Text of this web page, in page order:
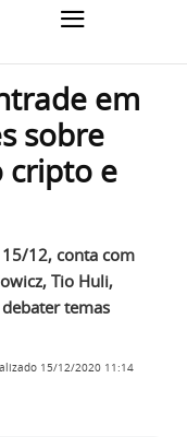
em
sobre
cripto e
12, conta com
Tio Huli,
temas
15/12/2020 11:14